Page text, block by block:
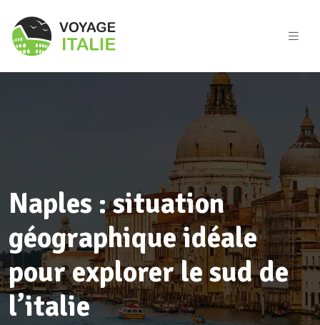
Naples : situation
géographique idéale
pour explorer le sud de
l’italie